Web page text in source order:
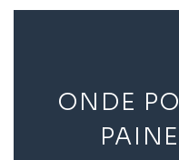
ONDE